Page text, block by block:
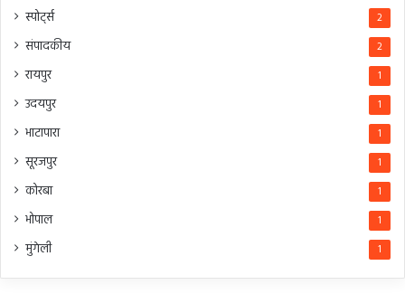
स्पोर्ट्स 2
संपादकीय 2
रायपुर 1
उदयपुर 1
भाटापारा 1
सूरजपुर 1
कोरबा 1
भोपाल 1
मुंगेली 1